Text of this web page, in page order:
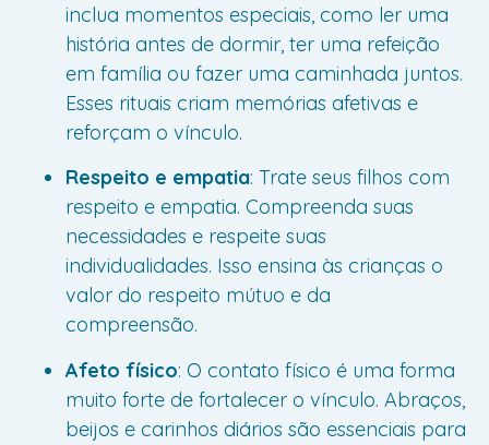
inclua momentos especiais, como ler uma
história antes de dormir, ter uma refeição
em família ou fazer uma caminhada juntos.
Esses rituais criam memórias afetivas e
reforçam o vínculo.
Respeito e empatia: Trate seus filhos com
respeito e empatia. Compreenda suas
necessidades e respeite suas
individualidades. Isso ensina às crianças o
valor do respeito mútuo e da
compreensão.
Afeto físico: O contato físico é uma forma
muito forte de fortalecer o vínculo. Abraços,
beijos e carinhos diários são essenciais para